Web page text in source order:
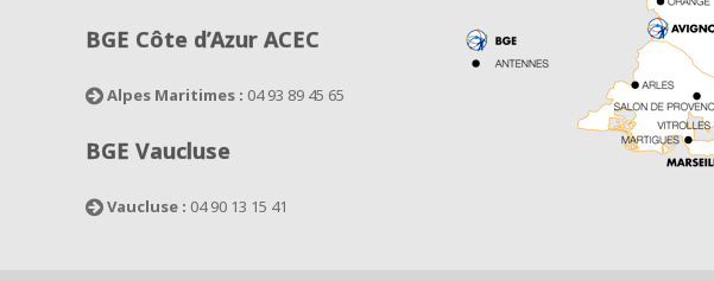
BGE Côte d’Azur ACEC
Alpes Maritimes : 04 93 89 45 65
BGE Vaucluse
Vaucluse : 04 90 13 15 41